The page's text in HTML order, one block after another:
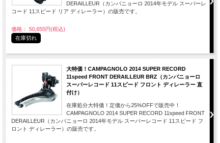
DERAILLEUR（カンパニョーロ 2014年モデル スーパーレ
コード 11スピード リア ディレーラー）の販売です。
価格： 50,655円(税込)
在庫切れ
大特価！CAMPAGNOLO 2014 SUPER RECORD
11speed FRONT DERAILLEUR BRZ（カンパニョーロ
スーパーレコード 11スピード フロント ディレーラー 直
付け）
在庫処分大特価！定価から25%OFFで販売中！
CAMPAGNOLO 2014 SUPER RECORD 11speed FRONT
DERAILLEUR（カンパニョーロ 2014年モデル スーパーレコード 11スピード フ
ロント ディレーラー）の販売です。